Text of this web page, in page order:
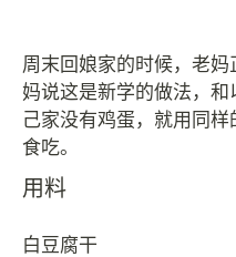
周末回娘家的时候，老
妈说这是新学的做法，
己家没有鸡蛋，就用同
用料
白豆腐干